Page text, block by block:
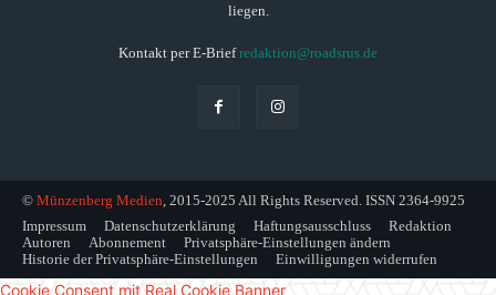
liegen.
Kontakt per E-Briefredaktion@roadsrus.de
© Münzenberg Medien , 2015-2025 All Rights Reserved. ISSN 2364-9925
Impressum
Datenschutzerklärung Haftungsausschluss
Redaktion
Autoren
Abonnement
Privatsphäre-Einstellungen ändern
Historie der Privatsphäre-Einstellungen
Einwilligungen widerrufen
Cookie Consent mit Real Cookie Banner